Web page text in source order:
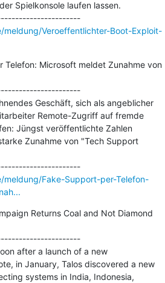
Spielkonsole laufen lassen.
---------------------------------------------
meldung/Veroeffentlichter-Boot-Exploit-
Telefon: Microsoft meldet Zunahme von
Geschäft, sich als angeblicher
Remote-Zugriff auf fremde
Jüngst veröffentlichte Zahlen
Zunahme von "Tech Support
---------------------------------------------
meldung/Fake-Support-per-Telefon-
Returns Coal and Not Diamond
after a launch of a new
in January, Talos discovered a new
systems in India, Indonesia,